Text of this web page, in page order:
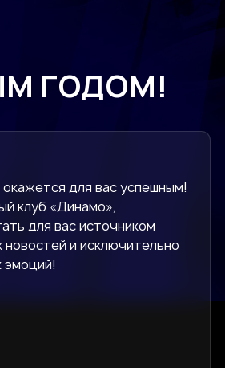
ГОДОМ!
для вас успешным!
клуб «Динамо»,
для вас источником
новостей и исключительно
эмоций!